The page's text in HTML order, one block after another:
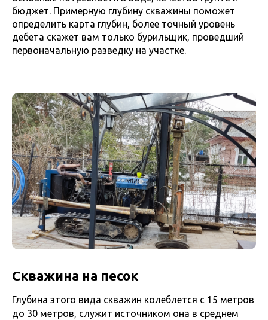
бюджет. Примерную глубину скважины поможет
определить карта глубин, более точный уровень
дебета скажет вам только бурильщик, проведший
первоначальную разведку на участке.
Скважина на песок
Глубина этого вида скважин колеблется с 15 метров
до 30 метров, служит источником она в среднем